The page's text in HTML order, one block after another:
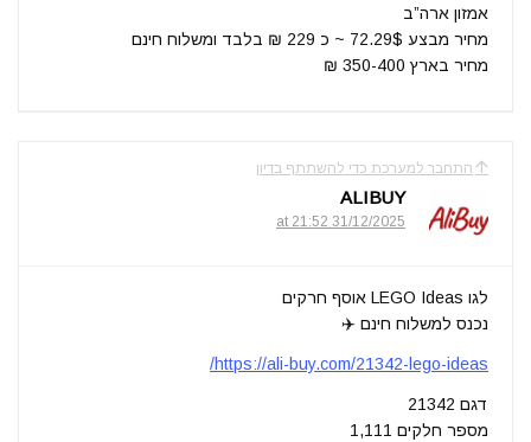
אמזון ארה”ב
מחיר מבצע 72.29$ ~ כ 229 ₪ בלבד ומשלוח חינם
מחיר בארץ 350-400 ₪
התחבר למערכת כדי להשתתף בדיון
ALIBUY
31/12/2025 at 21:52
לגו LEGO Ideas אוסף חרקים
נכנס למשלוח חינם ✈️
https://ali-buy.com/21342-lego-ideas/
דגם 21342
מספר חלקים 1,111